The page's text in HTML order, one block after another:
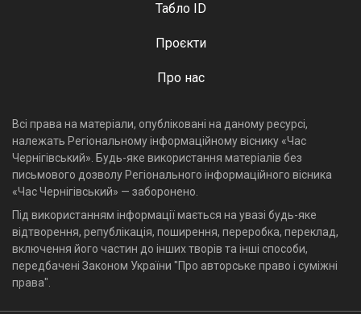
Табло ID
Проєкти
Про нас
Всі права на матеріали, опубліковані на даному ресурсі,
належать Регіональному інформаційному віснику «Час
Чернігівський». Будь-яке використання матеріалів без
письмового дозволу Регіонального інформаційного вісника
«Час Чернігівський» — заборонено.
Під використанням інформації мається на увазі будь-яке
відтворення, републікація, поширення, переробка, переклад,
включення його частин до інших творів та інші способи,
передбачені Законом України "Про авторське право і суміжні
права".